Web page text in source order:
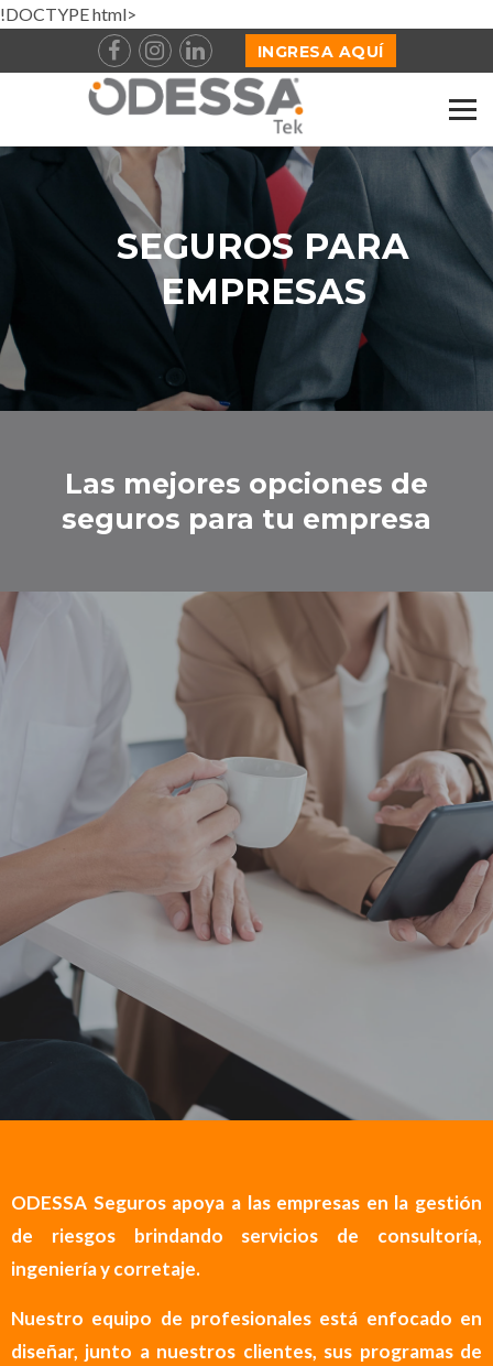
!DOCTYPE html>
INGRESA AQUÍ
SEGUROS PARA
EMPRESAS
Las mejores opciones de
seguros para tu empresa
ODESSA Seguros apoya a las empresas en la gestión
de riesgos brindando servicios de consultoría,
ingeniería y corretaje.
Nuestro equipo de profesionales está enfocado en
diseñar, junto a nuestros clientes, sus programas de